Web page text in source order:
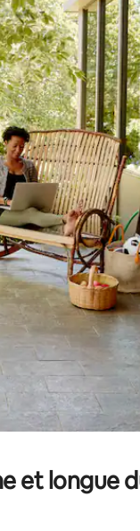
pour les parcourir ou
et longue